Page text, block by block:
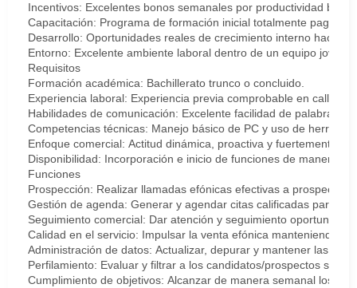
Incentivos: Excelentes bonos semanales por productividad
Capacitación: Programa de formación inicial totalmente pagado
Desarrollo: Oportunidades reales de crecimiento interno hacia
Entorno: Excelente ambiente laboral dentro de un equipo joven,
Requisitos
Formación académica: Bachillerato trunco o concluido.
Experiencia laboral: Experiencia previa comprobable en call
Habilidades de comunicación: Excelente facilidad de palabra,
Competencias técnicas: Manejo básico de PC y uso de
Enfoque comercial: Actitud dinámica, proactiva y fuertemente
Disponibilidad: Incorporación e inicio de funciones de manera
Funciones
Prospección: Realizar llamadas efónicas efectivas a prospectos
Gestión de agenda: Generar y agendar citas calificadas para el
Seguimiento comercial: Dar atención y seguimiento oportuno
Calidad en el servicio: Impulsar la venta efónica manteniendo
Administración de datos: Actualizar, depurar y mantener las
Perfilamiento: Evaluar y filtrar a los candidatos/prospectos
Cumplimiento de objetivos: Alcanzar de manera semanal los